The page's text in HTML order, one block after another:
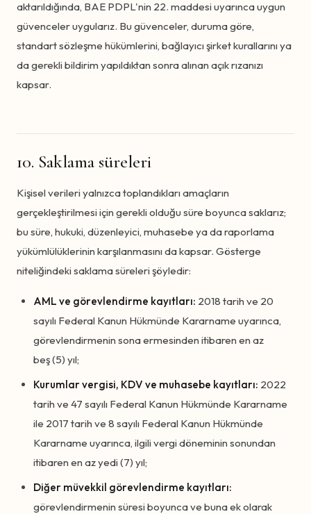
aktarıldığında, BAE PDPL'nin 22. maddesi uyarınca uygun
güvenceler uygularız. Bu güvenceler, duruma göre,
standart sözleşme hükümlerini, bağlayıcı şirket kurallarını ya
da gerekli bildirim yapıldıktan sonra alınan açık rızanızı
kapsar.
10. Saklama süreleri
Kişisel verileri yalnızca toplandıkları amaçların
gerçekleştirilmesi için gerekli olduğu süre boyunca saklarız;
bu süre, hukuki, düzenleyici, muhasebe ya da raporlama
yükümlülüklerinin karşılanmasını da kapsar. Gösterge
niteliğindeki saklama süreleri şöyledir:
AML ve görevlendirme kayıtları: 2018 tarih ve 20
sayılı Federal Kanun Hükmünde Kararname uyarınca,
görevlendirmenin sona ermesinden itibaren en az
beş (5) yıl;
Kurumlar vergisi, KDV ve muhasebe kayıtları: 2022
tarih ve 47 sayılı Federal Kanun Hükmünde Kararname
ile 2017 tarih ve 8 sayılı Federal Kanun Hükmünde
Kararname uyarınca, ilgili vergi döneminin sonundan
itibaren en az yedi (7) yıl;
Diğer müvekkil görevlendirme kayıtları:
görevlendirmenin süresi boyunca ve buna ek olarak